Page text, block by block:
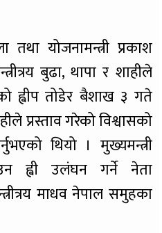
तथा योजनामन्त्री प्रकाश
बुढा, थापा र शाहीले
ह्वीप तोडेर बैशाख ३ गते
प्रस्ताव गरेको विश्वासको
थियो । मुख्यमन्त्री
ह्वी उलंघन गर्ने नेता
माधव नेपाल समुहका